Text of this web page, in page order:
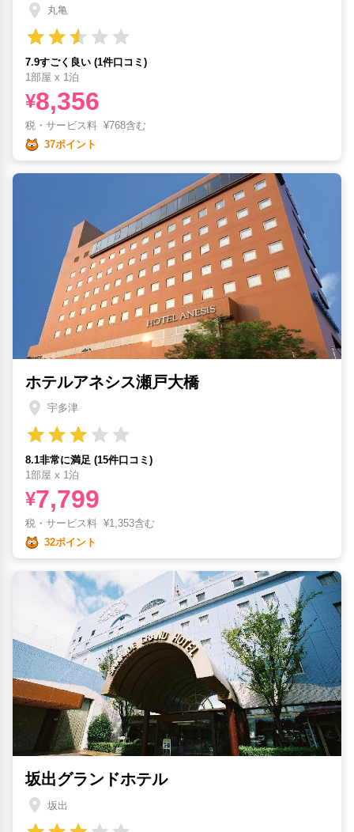
丸亀
7.9すごく良い (1件口コミ)
1部屋 x 1泊
¥8,356
税・サービス料 ¥768含む
37ポイント
ホテルアネシス瀬戸大橋
宇多津
8.1非常に満足 (15件口コミ)
1部屋 x 1泊
¥7,799
税・サービス料 ¥1,353含む
32ポイント
坂出グランドホテル
坂出